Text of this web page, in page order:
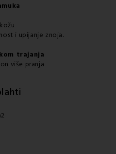
i upijanje znoja.
trajanja
više pranja